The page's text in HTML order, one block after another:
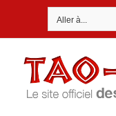
Aller à...